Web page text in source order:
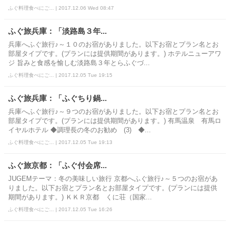
ふぐ料理食べにご... | 2017.12.06 Wed 08:47
ふぐ旅兵庫：「淡路島３年...
兵庫へふぐ旅行♪～１０のお宿がありました。以下お宿とプラン名とお
部屋タイプです。(プランには提供期間があります。) ホテルニューアワ
ジ 旨みと食感を愉しむ淡路島３年とらふぐづ...
ふぐ料理食べにご... | 2017.12.05 Tue 19:15
ふぐ旅兵庫：「ふぐちり鍋...
兵庫へふぐ旅行♪～９つのお宿がありました。以下お宿とプラン名とお
部屋タイプです。(プランには提供期間があります。) 有馬温泉 有馬ロ
イヤルホテル ◆調理長の冬のお勧め (3) ◆...
ふぐ料理食べにご... | 2017.12.05 Tue 19:13
ふぐ旅京都：「ふぐ付会席...
JUGEMテーマ：冬の美味しい旅行 京都へふぐ旅行♪～５つのお宿があ
りました。以下お宿とプラン名とお部屋タイプです。(プランには提供
期間があります。) ＫＫＲ京都 くに荘（国家...
ふぐ料理食べにご... | 2017.12.05 Tue 16:26